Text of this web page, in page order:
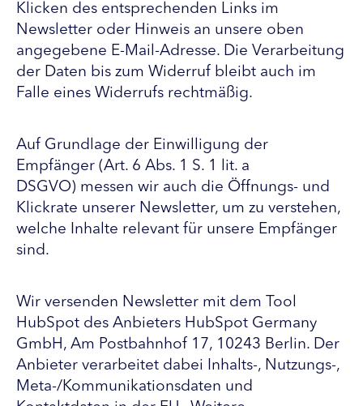
Klicken des entsprechenden Links im
Newsletter oder Hinweis an unsere oben
angegebene E-Mail-Adresse. Die Verarbeitung
der Daten bis zum Widerruf bleibt auch im
Falle eines Widerrufs rechtmäßig.
Auf Grundlage der Einwilligung der
Empfänger (Art. 6 Abs. 1 S. 1 lit. a
DSGVO) messen wir auch die Öffnungs- und
Klickrate unserer Newsletter, um zu verstehen,
welche Inhalte relevant für unsere Empfänger
sind.
Wir versenden Newsletter mit dem Tool
HubSpot des Anbieters HubSpot Germany
GmbH, Am Postbahnhof 17, 10243 Berlin. Der
Anbieter verarbeitet dabei Inhalts-, Nutzungs-,
Meta-/Kommunikationsdaten und